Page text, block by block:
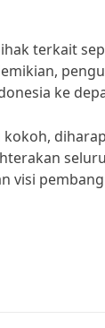
terkait
ke
visi